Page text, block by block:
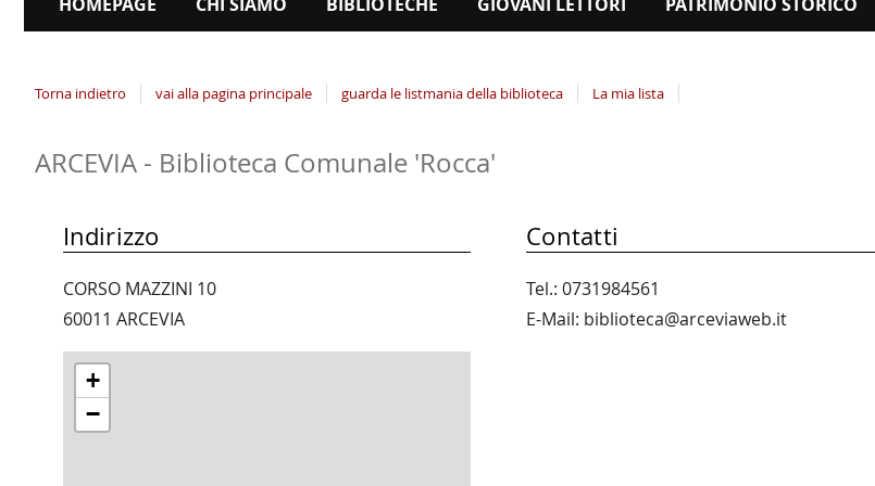
Torna indietro vai alla pagina principale guarda le listmania della biblioteca La mia lista
ARCEVIA - Biblioteca Comunale 'Rocca'
+
−
Indirizzo
CORSO MAZZINI 10
60011 ARCEVIA
Contatti
Tel.: 0731984561
E-Mail: biblioteca@arceviaweb.it